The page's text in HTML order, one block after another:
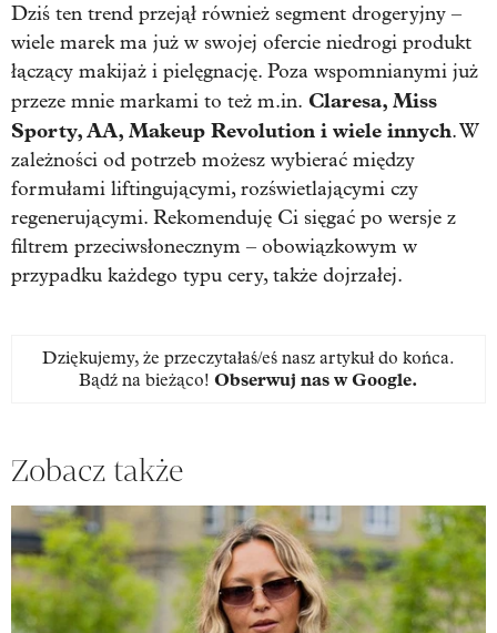
Dziś ten trend przejął również segment drogeryjny –
wiele marek ma już w swojej ofercie niedrogi produkt
łączący makijaż i pielęgnację. Poza wspomnianymi już
przeze mnie markami to też m.in. Claresa, Miss
Sporty, AA, Makeup Revolution i wiele innych. W
zależności od potrzeb możesz wybierać między
formułami liftingującymi, rozświetlającymi czy
regenerującymi. Rekomenduję Ci sięgać po wersje z
filtrem przeciwsłonecznym – obowiązkowym w
przypadku każdego typu cery, także dojrzałej.
Dziękujemy, że przeczytałaś/eś nasz artykuł do końca.
Bądź na bieżąco! Obserwuj nas w Google.
Zobacz także